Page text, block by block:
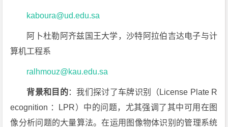
kaboura@ud.edu.sa
阿卜杜勒阿齐兹国王大学，沙特阿拉伯吉达电子与计
算机工程系
ralhmouz@kau.edu.sa
背景和目的：我们探讨了车牌识别（License Plate R
ecognition ：LPR）中的问题，尤其强调了其中可用在图
像分析问题的大量算法。在运用图像物体识别的管理系统